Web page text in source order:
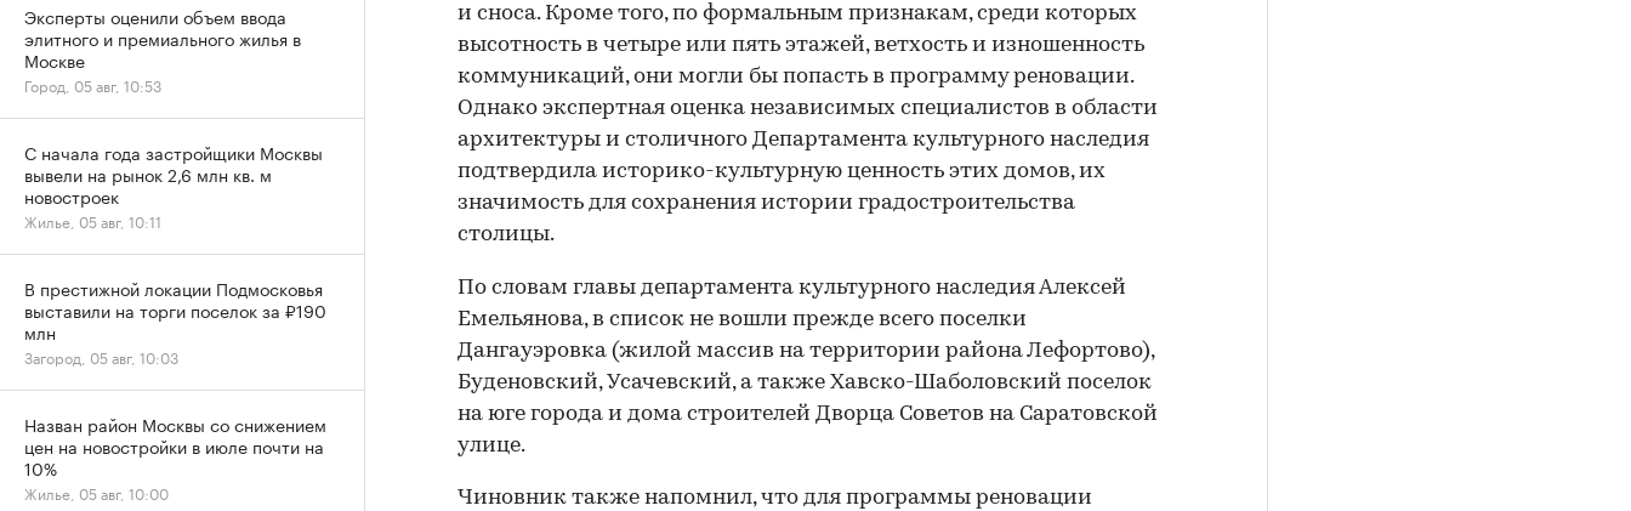
и сноса. Кроме того, по формальным признакам, среди которых
высотность в четыре или пять этажей, ветхость и изношенность
коммуникаций, они могли бы попасть в программу реновации.
Однако экспертная оценка независимых специалистов в области
архитектуры и столичного Департамента культурного наследия
подтвердила историко-культурную ценность этих домов, их
значимость для сохранения истории градостроительства
столицы.
По словам главы департамента культурного наследия Алексей
Емельянова, в список не вошли прежде всего поселки
Дангауэровка (жилой массив на территории района Лефортово),
Буденовский, Усачевский, а также Хавско-Шаболовский поселок
на юге города и дома строителей Дворца Советов на Саратовской
улице.
Чиновник также напомнил, что для программы реновации
Эксперты оценили объем ввода
элитного и премиального жилья в
Москве
Город, 05 авг, 10:53
С начала года застройщики Москвы
вывели на рынок 2,6 млн кв. м
новостроек
Жилье, 05 авг, 10:11
В престижной локации Подмосковья
выставили на торги поселок за ₽190
млн
Загород, 05 авг, 10:03
Назван район Москвы со снижением
цен на новостройки в июле почти на
10%
Жилье, 05 авг, 10:00